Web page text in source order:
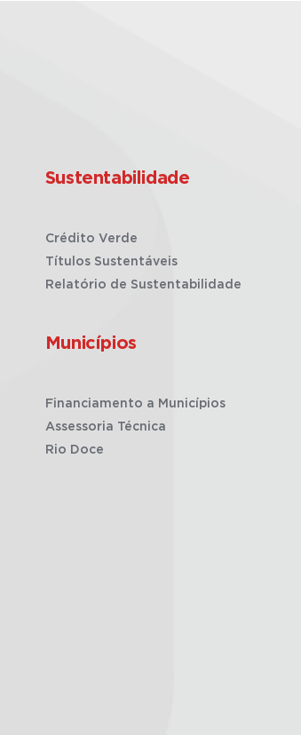
Sustentabilidade
Crédito Verde
Títulos Sustentáveis
Relatório de Sustentabilidade
Municípios
Financiamento a Municípios
Assessoria Técnica
Rio Doce